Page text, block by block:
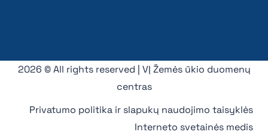
2026 © All rights reserved | VĮ Žemės ūkio duomenų
centras
Privatumo politika ir slapukų naudojimo taisyklės
Interneto svetainės medis